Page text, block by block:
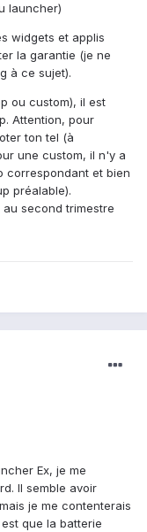
launcher)
widgets et applis
la garantie (je ne
à ce sujet).
ou custom), il est
Attention, pour
ton tel (à
une custom, il n'y a
correspondant et bien
préalable).
second trimestre
Ex, je me
Il semble avoir
je me contenterais
que la batterie